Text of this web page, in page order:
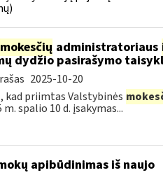
mokesčių administratoriaus
dydžio pasirašymo
2025-10-20
kad priimtas Valstybinės
spalio 10 d. įsakymas...
apibūdinimas iš naujo